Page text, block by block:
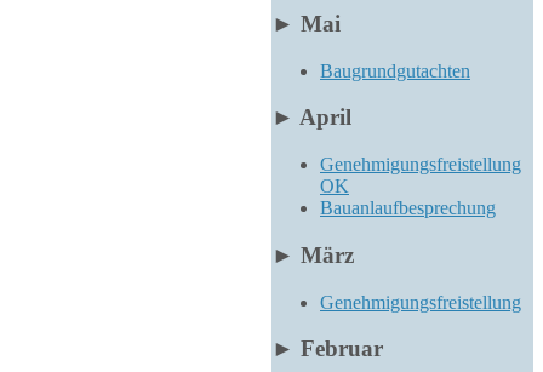
► Mai
Baugrundgutachten
► April
Genehmigungsfreistellung
OK
Bauanlaufbesprechung
► März
Genehmigungsfreistellung
► Februar